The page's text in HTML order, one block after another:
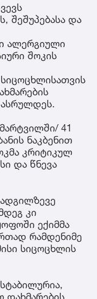
შეშუპებასა და
ალერგიული
შოკის
41
ნაკბენით
კრიტიკულ
და წნევა
კი
ექიმმა
რამდენიმე
სიცოცხლის
დახმარების